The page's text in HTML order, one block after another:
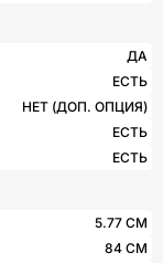
ДА
ЕСТЬ
НЕТ (ДОП. ОПЦИЯ)
ЕСТЬ
ЕСТЬ
5.77 СМ
84 СМ